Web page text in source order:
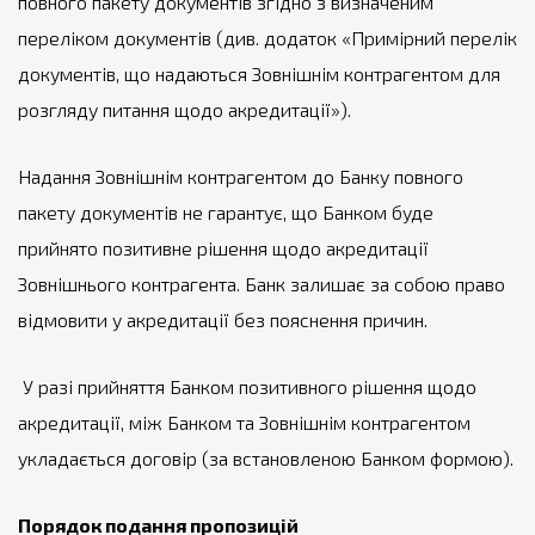
переліком документів (див. додаток «Примірний перелік
документів, що надаються Зовнішнім контрагентом для
розгляду питання щодо акредитації»).
Надання Зовнішнім контрагентом до Банку повного
пакету документів не гарантує, що Банком буде
прийнято позитивне рішення щодо акредитації
Зовнішнього контрагента. Банк залишає за собою право
відмовити у акредитації без пояснення причин.
У разі прийняття Банком позитивного рішення щодо
акредитації, між Банком та Зовнішнім контрагентом
укладається договір (за встановленою Банком формою).
Порядок подання пропозицій